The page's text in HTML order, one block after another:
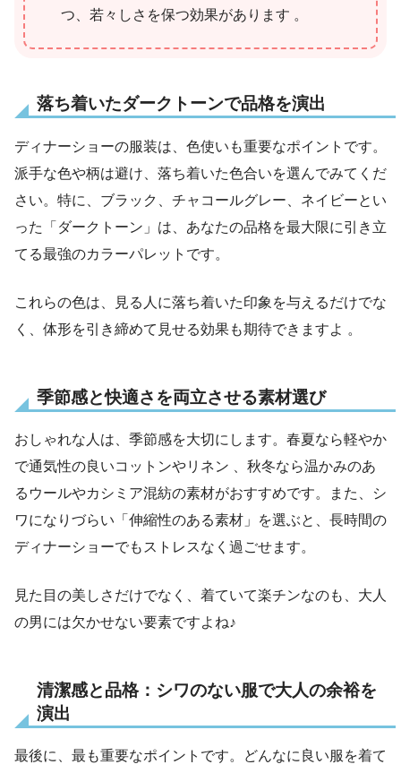
つ、若々しさを保つ効果があります 。
落ち着いたダークトーンで品格を演出
ディナーショーの服装は、色使いも重要なポイントです。
派手な色や柄は避け、落ち着いた色合いを選んでみてくだ
さい。特に、ブラック、チャコールグレー、ネイビーとい
った「ダークトーン」は、あなたの品格を最大限に引き立
てる最強のカラーパレットです。
これらの色は、見る人に落ち着いた印象を与えるだけでな
く、体形を引き締めて見せる効果も期待できますよ 。
季節感と快適さを両立させる素材選び
おしゃれな人は、季節感を大切にします。春夏なら軽やか
で通気性の良いコットンやリネン 、秋冬なら温かみのあ
るウールやカシミア混紡の素材がおすすめです。また、シ
ワになりづらい「伸縮性のある素材」を選ぶと、長時間の
ディナーショーでもストレスなく過ごせます。
見た目の美しさだけでなく、着ていて楽チンなのも、大人
の男には欠かせない要素ですよね♪
清潔感と品格：シワのない服で大人の余裕を
演出
最後に、最も重要なポイントです。どんなに良い服を着て